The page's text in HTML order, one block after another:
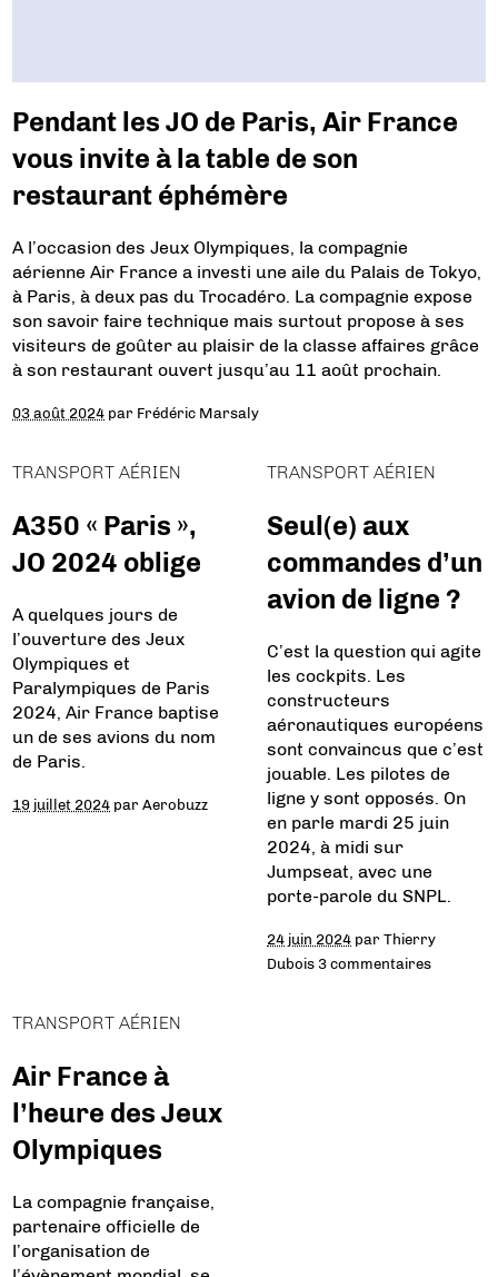
Pendant les JO de Paris, Air France
vous invite à la table de son
restaurant éphémère
A l’occasion des Jeux Olympiques, la compagnie
aérienne Air France a investi une aile du Palais de Tokyo,
à Paris, à deux pas du Trocadéro. La compagnie expose
son savoir faire technique mais surtout propose à ses
visiteurs de goûter au plaisir de la classe affaires grâce
à son restaurant ouvert jusqu’au 11 août prochain.
03 août 2024 par Frédéric Marsaly
TRANSPORT AÉRIEN
A350 « Paris »,
JO 2024 oblige
A quelques jours de
l’ouverture des Jeux
Olympiques et
Paralympiques de Paris
2024, Air France baptise
un de ses avions du nom
de Paris.
19 juillet 2024 parAerobuzz
TRANSPORT AÉRIEN
Seul(e) aux
commandes d’un
avion de ligne ?
C’est la question qui agite
les cockpits. Les
constructeurs
aéronautiques européens
sont convaincus que c’est
jouable. Les pilotes de
ligne y sont opposés. On
en parle mardi 25 juin
2024, à midi sur
Jumpseat, avec une
porte-parole du SNPL.
24 juin 2024 parThierry
Dubois3 commentaires
TRANSPORT AÉRIEN
Air France à
l’heure des Jeux
Olympiques
La compagnie française,
partenaire officielle de
l’organisation de